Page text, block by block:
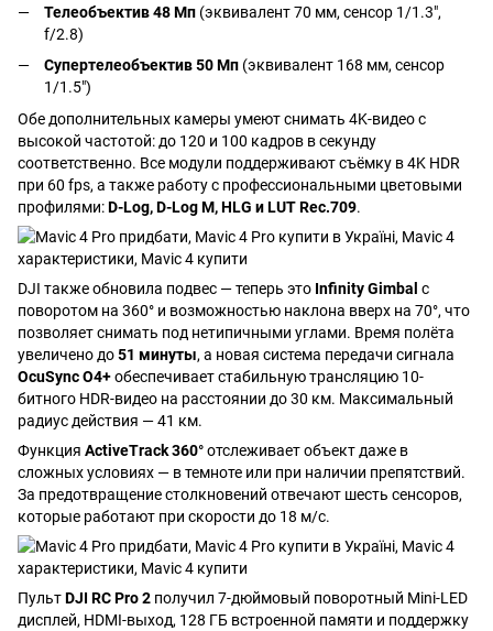
Телеобъектив 48 Мп (эквивалент 70 мм, сенсор 1/1.3",
f/2.8)
Супертелеобъектив 50 Мп (эквивалент 168 мм, сенсор
1/1.5")
Обе дополнительных камеры умеют снимать 4K-видео с
высокой частотой: до 120 и 100 кадров в секунду
соответственно. Все модули поддерживают съёмку в 4K HDR
при 60 fps, а также работу с профессиональными цветовыми
профилями:D-Log, D-Log M, HLG и LUT Rec.709.
DJI также обновила подвес — теперь это Infinity Gimbal с
поворотом на 360° и возможностью наклона вверх на 70°, что
позволяет снимать под нетипичными углами. Время полёта
увеличено до51 минуты, а новая система передачи сигнала
OcuSync O4+обеспечивает стабильную трансляцию 10-
битного HDR-видео на расстоянии до 30 км. Максимальный
радиус действия — 41 км.
Функция ActiveTrack 360°отслеживает объект даже в
сложных условиях — в темноте или при наличии препятствий.
За предотвращение столкновений отвечают шесть сенсоров,
которые работают при скорости до 18 м/с.
ПультDJI RC Pro 2 получил 7-дюймовый поворотный Mini-LED
дисплей, HDMI-выход, 128 ГБ встроенной памяти и поддержку